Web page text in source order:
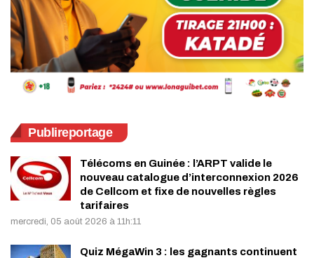
Publireportage
Télécoms en Guinée : l’ARPT valide le
nouveau catalogue d’interconnexion 2026
de Cellcom et fixe de nouvelles règles
tarifaires
mercredi, 05 août 2026 à 11h:11
Quiz MégaWin 3 : les gagnants continuent